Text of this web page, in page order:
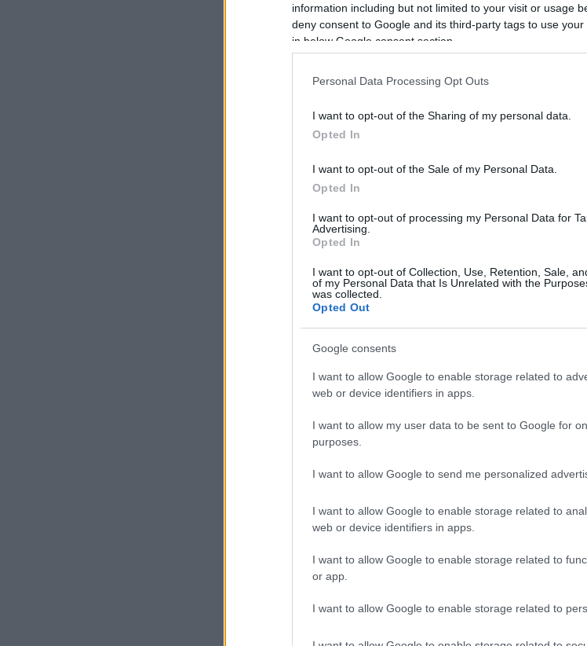
information including but not limited to your visit or usage
deny consent to Google and its third-party tags to use
in below Google consent section.
Personal Data Processing Opt Outs
I want to opt-out of the Sharing of my personal data.
Opted In
I want to opt-out of the Sale of my Personal Data.
Opted In
I want to opt-out of processing my Personal Data for
Advertising.
Opted In
I want to opt-out of Collection, Use, Retention, Sale,
of my Personal Data that Is Unrelated with the
was collected.
Opted Out
Google consents
I want to allow Google to enable storage related to
web or device identifiers in apps.
I want to allow my user data to be sent to Google for
purposes.
I want to allow Google to send me personalized
I want to allow Google to enable storage related to
web or device identifiers in apps.
I want to allow Google to enable storage related to
or app.
I want to allow Google to enable storage related to